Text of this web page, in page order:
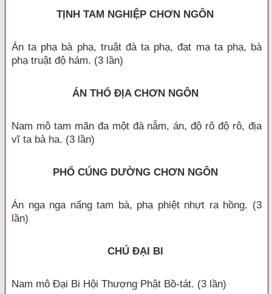
TỊNH TAM NGHIỆP CHƠN NGÔN
Án ta phạ bà phạ, truật đà ta phạ, đạt mạ ta phạ, bà
phạ truật độ hám. (3 lần)
ÁN THỔ ĐỊA CHƠN NGÔN
Nam mô tam mãn đa một đà nẫm, án, độ rô độ rô, địa
vĩ ta bà ha. (3 lần)
PHỔ CÚNG DƯỜNG CHƠN NGÔN
Án nga nga nẩng tam bà, phạ phiệt nhựt ra hồng. (3
lần)
CHÚ ĐẠI BI
Nam mô Đại Bi Hội Thượng Phật Bồ-tát. (3 lần)